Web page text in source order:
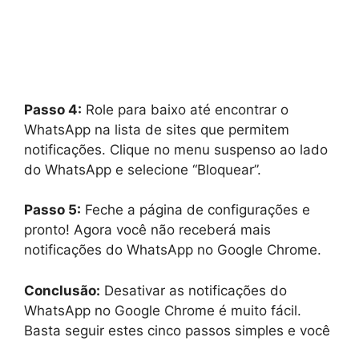
Passo 4: Role para baixo até encontrar o
WhatsApp na lista de sites que permitem
notificações. Clique no menu suspenso ao lado
do WhatsApp e selecione “Bloquear”.
Passo 5: Feche a página de configurações e
pronto! Agora você não receberá mais
notificações do WhatsApp no Google Chrome.
Conclusão: Desativar as notificações do
WhatsApp no Google Chrome é muito fácil.
Basta seguir estes cinco passos simples e você